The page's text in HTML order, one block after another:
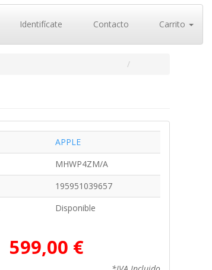
Identifícate Contacto Carrito
APPLE
MHWP4ZM/A
195951039657
Disponible
599,00 €